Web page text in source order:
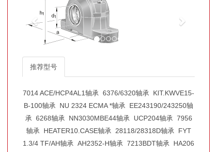
推荐型号
7014 ACE/HCP4AL1轴承 6376/6320轴承 KIT.KWVE15-
B-100轴承 NU 2324 ECMA *轴承 EE243190/243250轴
承 6268轴承 NN3030MBE44轴承 UCP204轴承 7956
轴承 HEATER10.CASE轴承 28118/28318D轴承 FYT
1.3/4 TF/AH轴承 AH2352-H轴承 7213BDT轴承 HA206